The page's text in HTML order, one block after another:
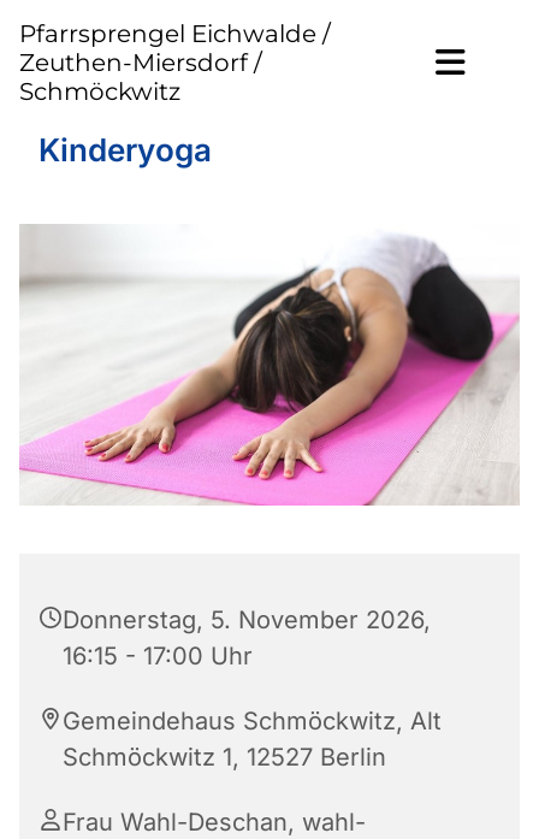
Pfarrsprengel Eichwalde /
Zeuthen-Miersdorf /
Schmöckwitz
Kinderyoga
Donnerstag, 5. November 2026,
16:15 - 17:00 Uhr
Gemeindehaus Schmöckwitz, Alt
Schmöckwitz 1, 12527 Berlin
Frau Wahl-Deschan, wahl-